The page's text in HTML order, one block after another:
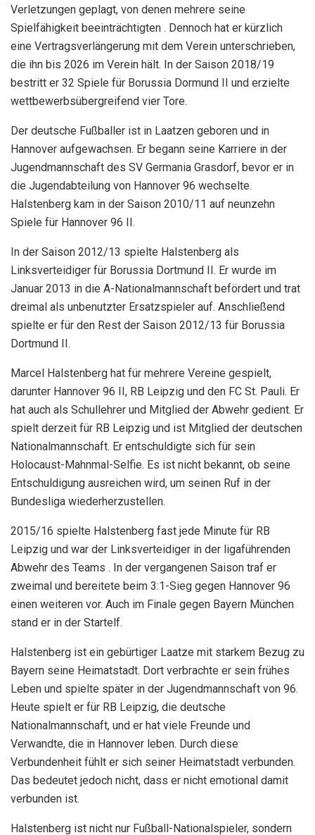
Verletzungen geplagt, von denen mehrere seine
Spielfähigkeit beeinträchtigten . Dennoch hat er kürzlich
eine Vertragsverlängerung mit dem Verein unterschrieben,
die ihn bis 2026 im Verein hält. In der Saison 2018/19
bestritt er 32 Spiele für Borussia Dormund II und erzielte
wettbewerbsübergreifend vier Tore.
Der deutsche Fußballer ist in Laatzen geboren und in
Hannover aufgewachsen. Er begann seine Karriere in der
Jugendmannschaft des SV Germania Grasdorf, bevor er in
die Jugendabteilung von Hannover 96 wechselte.
Halstenberg kam in der Saison 2010/11 auf neunzehn
Spiele für Hannover 96 II.
In der Saison 2012/13 spielte Halstenberg als
Linksverteidiger für Borussia Dortmund II. Er wurde im
Januar 2013 in die A-Nationalmannschaft befördert und trat
dreimal als unbenutzter Ersatzspieler auf. Anschließend
spielte er für den Rest der Saison 2012/13 für Borussia
Dortmund II.
Marcel Halstenberg hat für mehrere Vereine gespielt,
darunter Hannover 96 II, RB Leipzig und den FC St. Pauli. Er
hat auch als Schullehrer und Mitglied der Abwehr gedient. Er
spielt derzeit für RB Leipzig und ist Mitglied der deutschen
Nationalmannschaft. Er entschuldigte sich für sein
Holocaust-Mahnmal-Selfie. Es ist nicht bekannt, ob seine
Entschuldigung ausreichen wird, um seinen Ruf in der
Bundesliga wiederherzustellen.
2015/16 spielte Halstenberg fast jede Minute für RB
Leipzig und war der Linksverteidiger in der ligaführenden
Abwehr des Teams . In der vergangenen Saison traf er
zweimal und bereitete beim 3:1-Sieg gegen Hannover 96
einen weiteren vor. Auch im Finale gegen Bayern München
stand er in der Startelf.
Halstenberg ist ein gebürtiger Laatze mit starkem Bezug zu
Bayern seine Heimatstadt. Dort verbrachte er sein frühes
Leben und spielte später in der Jugendmannschaft von 96.
Heute spielt er für RB Leipzig, die deutsche
Nationalmannschaft, und er hat viele Freunde und
Verwandte, die in Hannover leben. Durch diese
Verbundenheit fühlt er sich seiner Heimatstadt verbunden.
Das bedeutet jedoch nicht, dass er nicht emotional damit
verbunden ist.
Halstenberg ist nicht nur Fußball-Nationalspieler, sondern